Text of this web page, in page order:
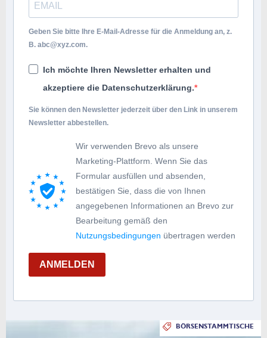
Geben Sie bitte Ihre E-Mail-Adresse für die Anmeldung an, z.
B. abc@xyz.com.
Ich möchte Ihren Newsletter erhalten und
akzeptiere die Datenschutzerklärung.
Sie können den Newsletter jederzeit über den Link in unserem
Newsletter abbestellen.
Wir verwenden Brevo als unsere
Marketing-Plattform. Wenn Sie das
Formular ausfüllen und absenden,
bestätigen Sie, dass die von Ihnen
angegebenen Informationen an Brevo zur
Bearbeitung gemäß den
Nutzungsbedingungen übertragen werden
ANMELDEN
BÖRSENSTAMMTISCHE